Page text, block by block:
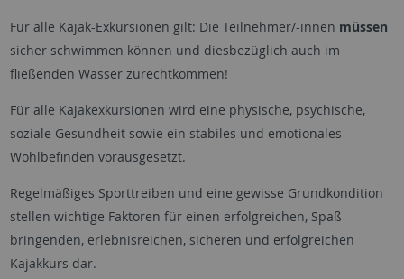
Für alle Kajak-Exkursionen gilt: Die Teilnehmer/-innen müssen
sicher schwimmen können und diesbezüglich auch im
fließenden Wasser zurechtkommen!
Für alle Kajakexkursionen wird eine physische, psychische,
soziale Gesundheit sowie ein stabiles und emotionales
Wohlbefinden vorausgesetzt.
Regelmäßiges Sporttreiben und eine gewisse Grundkondition
stellen wichtige Faktoren für einen erfolgreichen, Spaß
bringenden, erlebnisreichen, sicheren und erfolgreichen
Kajakkurs dar.